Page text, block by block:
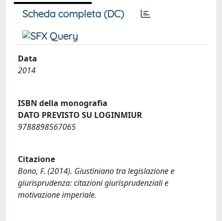
Scheda completa (DC)
Data
2014
ISBN della monografia
DATO PREVISTO SU LOGINMIUR
9788898567065
Citazione
Bono, F. (2014). Giustiniano tra legislazione e
giurisprudenza: citazioni giurisprudenziali e
motivazione imperiale.